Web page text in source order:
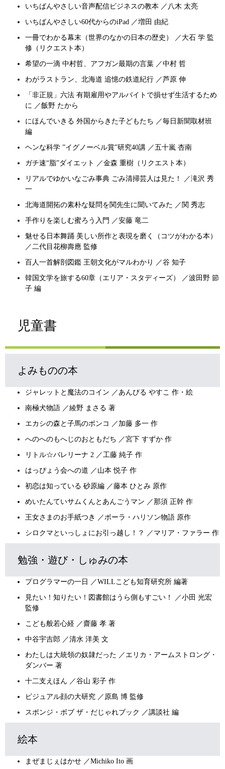
いちばんやさしい音声配信ビジネスの教本 ／八木 太亮
いちばんやさしい60代からのiPad ／増田 由紀
一冊でわかる幕末（世界のなかの日本の歴史） ／大石 学 監
修（リクエスト本）
希望の一滴 中村哲、アフガン最期の言葉 ／中村 哲
わがラストラン、北海道 追憶の鉄道紀行 ／芦原 伸
「非正規」六法 有期雇用やアルバイトで損せず生活するため
に ／飯野 たから
にほんでいきる 外国からきた子どもたち ／毎日新聞取材班
編
ヘンな科学 ”イグノーベル賞”研究40講 ／五十嵐 杏南
ガチ速“脂”ダイエット ／金森 重樹（リクエスト本）
リアルでゆかいなごみ事典 ごみ清掃芸人は見た！ ／滝沢 秀
一
北海道開拓の素朴な疑問を関先生に聞いてみた ／関 秀志
手作りを楽しむ蜜ろう入門 ／安藤 竜二
魅せる日本舞踊 美しい所作と表現を磨く（コツがわかる本）
／二代目花柳壽應 監修
百人一首解剖図鑑 王朝文化がマルわかり ／谷 知子
韓国文学を旅する60章（エリア・スタディーズ） ／波田野 節
子 編
児童書
よみものの本
ジャレットと魔法のコイン ／あんびる やすこ 作・絵
南極犬物語 ／綾野 まさる 著
エカシの森と子馬のポンコ ／加藤 多一 作
へのへのもへじのおともだち ／宮下 すずか 作
リトル☆バレリーナ 2 ／工藤 純子 作
はっぴょう会への道 ／山本 悦子 作
初恋は知っている 砂原編 ／藤本 ひとみ 原作
めいたんていサムくんとあんごうマン ／那須 正幹 作
王女さまのお手紙つき ／ポーラ・ハリソン物語 原作
シロクマといっしょにお引っ越し！？ ／マリア・ファラー 作
勉強・遊び・しゅみの本
プログラマーの一日 ／WILLこども知育研究所 編著
見たい！知りたい！図書館はうら側もすごい！ ／小田 光宏
監修
こども般若心経 ／齋藤 孝 著
中谷宇吉郎 ／清水 洋美 文
わたしは大統領の奴隷だった ／エリカ・アームストロング・
ダンバー 著
十二支えほん ／谷山 彩子 作
ビジュアル顔の大研究 ／原島 博 監修
スポンジ・ボブ ザ・だじゃれブック ／講談社 編
絵本
まぜまじぇはかせ ／Michiko Ito 画